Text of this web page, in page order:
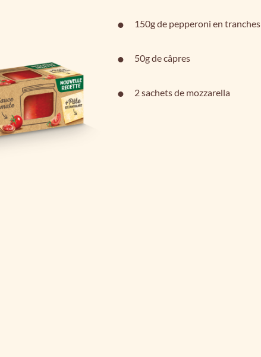
150g de pepperoni en tranches
50g de câpres
2 sachets de mozzarella